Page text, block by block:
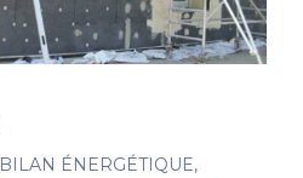
BILAN ÉNERGÉTIQUE,